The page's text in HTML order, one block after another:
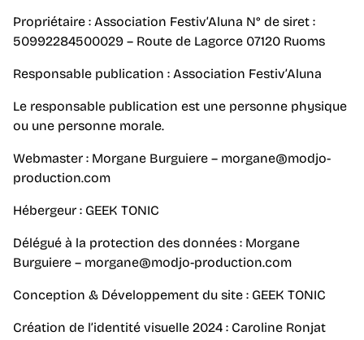
Propriétaire : Association Festiv’Aluna N° de siret :
50992284500029 – Route de Lagorce 07120 Ruoms
Responsable publication : Association Festiv’Aluna
Le responsable publication est une personne physique
ou une personne morale.
Webmaster : Morgane Burguiere – morgane@modjo-
production.com
Hébergeur : GEEK TONIC
Délégué à la protection des données : Morgane
Burguiere – morgane@modjo-production.com
Conception & Développement du site : GEEK TONIC
Création de l’identité visuelle 2024 : Caroline Ronjat